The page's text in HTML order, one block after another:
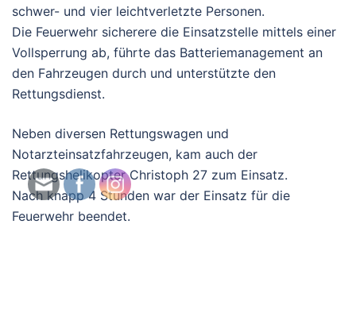
schwer- und vier leichtverletzte Personen.
Die Feuerwehr sicherere die Einsatzstelle mittels einer
Vollsperrung ab, führte das Batteriemanagement an
den Fahrzeugen durch und unterstützte den
Rettungsdienst.
Neben diversen Rettungswagen und
Notarzteinsatzfahrzeugen, kam auch der
Rettungshelikopter Christoph 27 zum Einsatz.
Nach knapp 4 Stunden war der Einsatz für die
Feuerwehr beendet.